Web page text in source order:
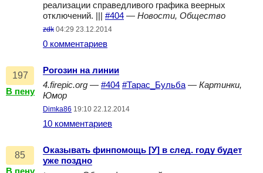
реализации справедливого графика веерных
отключений. ||| #404 — Новости, Общество
zdk 04:29 23.12.2014
0 комментариев
197
В пену
Рогозин на линии
4.firepic.org — #404 #Тарас_Бульба — Картинки,
Юмор
Dimka86 19:10 22.12.2014
10 комментариев
85
Оказывать финпомощь [У] в след. году будет
уже поздно